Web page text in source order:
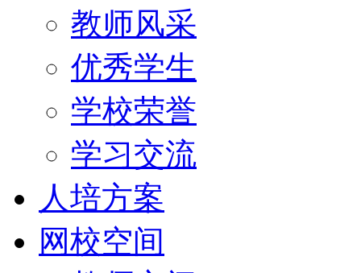
教师风采
优秀学生
学校荣誉
学习交流
人培方案
网校空间